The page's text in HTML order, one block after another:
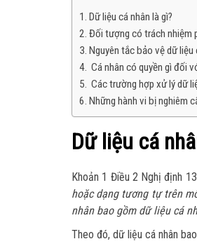
Dữ liệu cá nhân là gì?
Đối tượng có trách nhiệm
Nguyên tắc bảo vệ dữ liệu
Cá nhân có quyền gì đối
Các trường hợp xử lý dữ
Những hành vi bị nghiêm
Dữ liệu cá
Khoản 1 Điều 2 Nghị định
hoặc dạng tương tự trên
nhân bao gồm dữ liệu cá
Theo đó, dữ liệu cá nhân